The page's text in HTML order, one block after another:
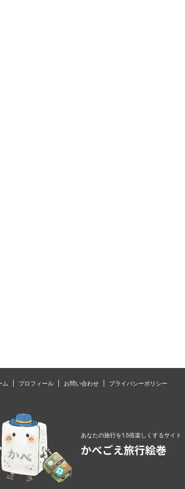
ム プロフィール お問い合わせ プライバシーポリシー
あなたの旅行を1.5倍楽しくするサイト
かべごえ旅行絵巻